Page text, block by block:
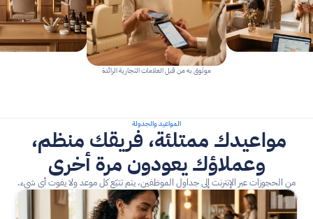
موثوق به من قبل العلامات التجارية الرائدة
المواعيد والجدولة
وعملاؤك يعودون مرة أخرى
من الحجوزات عبر الإنترنت إلى جداول الموظفين، يتم تتبّع كل موعد ولا يفوت أي شيء.